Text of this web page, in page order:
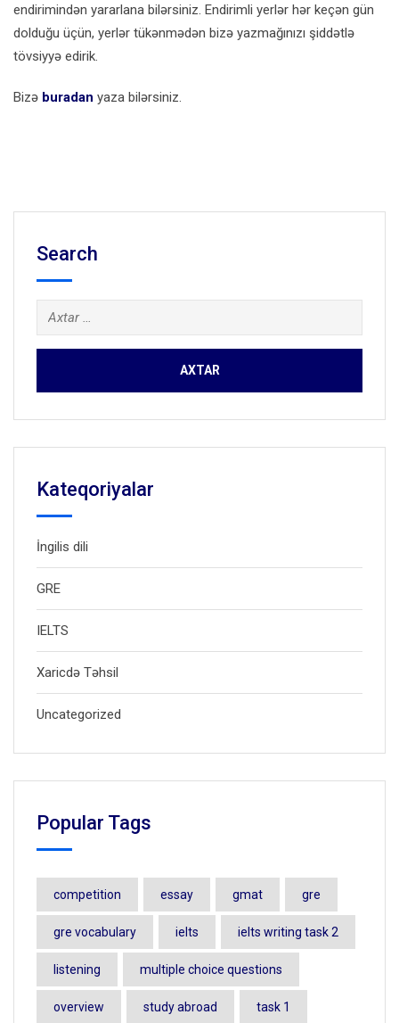
endirimindən yararlana bilərsiniz. Endirimli yerlər hər keçən gün
dolduğu üçün, yerlər tükənmədən bizə yazmağınızı şiddətlə
tövsiyyə edirik.
Bizə buradan yaza bilərsiniz.
Search
Axtarış:
Kateqoriyalar
İngilis dili
GRE
IELTS
Xaricdə Təhsil
Uncategorized
Popular Tags
competition essay gmat gre
gre vocabulary ielts ielts writing task 2
listening multiple choice questions
overview study abroad task 1